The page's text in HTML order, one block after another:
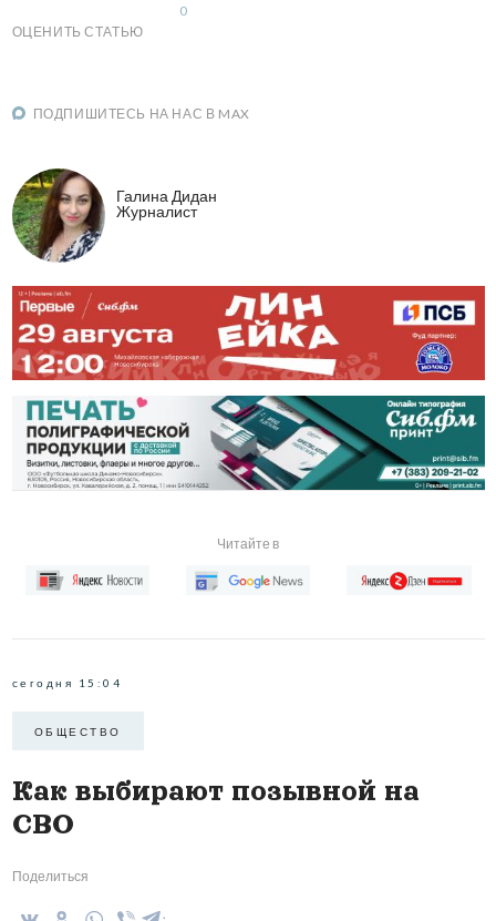
ОЦЕНИТЬ СТАТЬЮ
0
ПОДПИШИТЕСЬ НА НАС В MAX
Галина Дидан
Журналист
Читайте в
сегодня 15:04
ОБЩЕСТВО
Как выбирают позывной на
СВО
Поделиться